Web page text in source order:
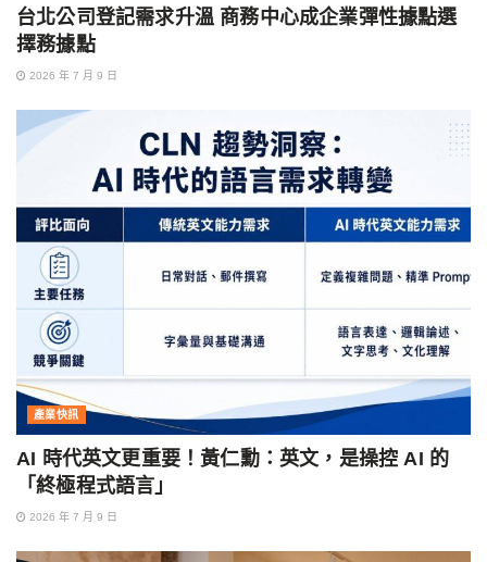
台北公司登記需求升溫 商務中心成企業彈性據點選
擇務據點
2026 年 7 月 9 日
產業快訊
AI 時代英文更重要！黃仁勳：英文，是操控 AI 的
「終極程式語言」
2026 年 7 月 9 日